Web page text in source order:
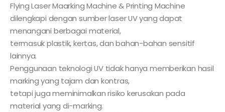
Flying Laser Maarking Machine & Printing Machine
dilengkapi dengan sumber laser UV yang dapat
menangani berbagai material,
termasuk plastik, kertas, dan bahan-bahan sensitif
lainnya.
Penggunaan teknologi UV tidak hanya memberikan hasil
marking yang tajam dan kontras,
tetapi juga meminimalkan risiko kerusakan pada
material yang di-marking.